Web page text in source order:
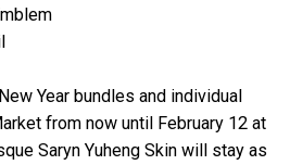
Year bundles and individual
from now until February 12 at
Saryn Yuheng Skin will stay as